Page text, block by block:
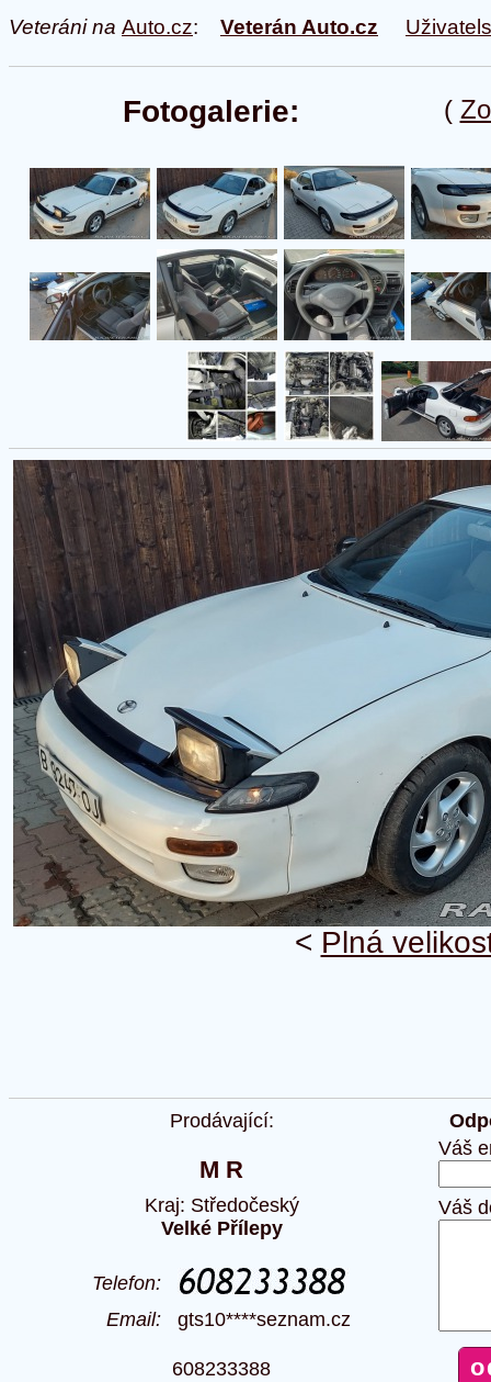
Veteráni na Auto.cz: Veterán Auto.cz
(
Fotogalerie:
< Plná
Prodávající:
M R
Kraj: Středočeský
Velké Přílepy
Telefon:
Email: gts10****seznam.cz
608233388
Váš
Váš